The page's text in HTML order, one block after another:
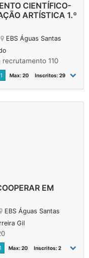
CIENTÍFICO-
ARTÍSTICA 1.º
EBS Águas Santas
110
Max: 20 Inscritos: 29
EM
EBS Águas Santas
Gil
Max: 20 Inscritos: 2